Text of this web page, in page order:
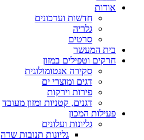
אודות
חדשות ועדכונים
גלריה
סרטים
בית המעשר
חרקים וטפילים במזון
סקירה אנטומולוגית
דגים ומוצרי ים
פירות וירקות
דגנים, קטניות ומזון מעובד
פעילות המכון
גליונות ועלונים
גליונות תנובות שדה